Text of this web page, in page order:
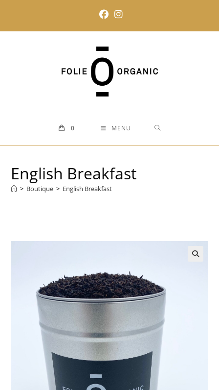
content
0 MENU
English Breakfast
> Boutique > English Breakfast